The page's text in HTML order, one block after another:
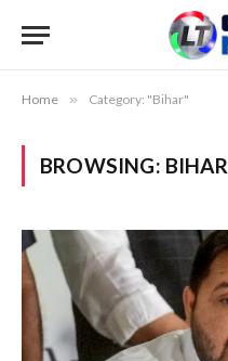
Home » Category: "Bihar"
BROWSING: BIHAR